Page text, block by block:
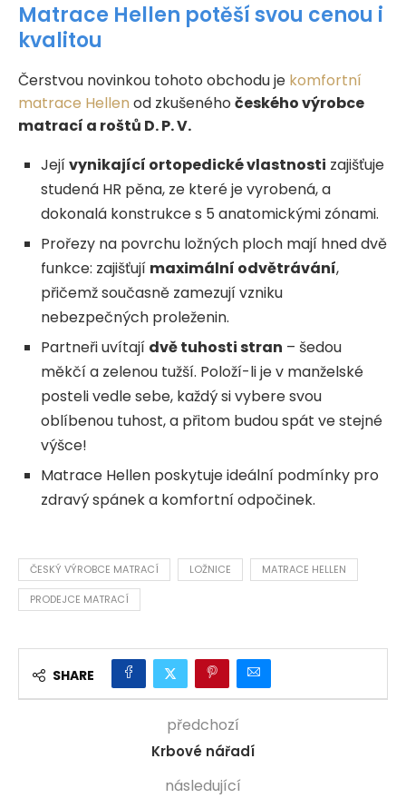
Matrace Hellen potěší svou cenou i
kvalitou
Čerstvou novinkou tohoto obchodu je komfortní
matrace Hellen od zkušeného českého výrobce
matrací a roštů D. P. V.
Jejívynikající ortopedické vlastnosti zajišťuje
studená HR pěna, ze které je vyrobená, a
dokonalá konstrukce s 5 anatomickými zónami.
Prořezy na povrchu ložných ploch mají hned dvě
funkce: zajišťují maximální odvětrávání,
přičemž současně zamezují vzniku
nebezpečných proleženin.
Partneři uvítají dvě tuhosti stran – šedou
měkčí a zelenou tužší. Položí-li je v manželské
posteli vedle sebe, každý si vybere svou
oblíbenou tuhost, a přitom budou spát ve stejné
výšce!
Matrace Hellen poskytuje ideální podmínky pro
zdravý spánek a komfortní odpočinek.
ČESKÝ VÝROBCE MATRACÍ LOŽNICE MATRACE HELLEN
PRODEJCE MATRACÍ
SHARE
předchozí
Krbové nářadí
následující